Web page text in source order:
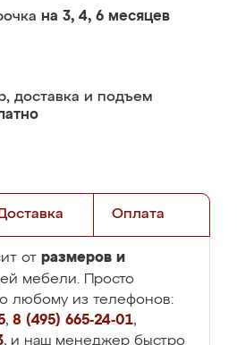
на 3, 4, 6 месяцев
доставка и подъем
Оплата
от размеров и
мебели. Просто
любому из телефонов:
, 8 (495) 665-24-01,
, и наш менеджер быстро